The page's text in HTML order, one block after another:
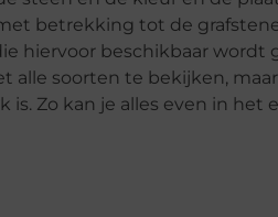
betrekking tot de
hiervoor beschikbaar wordt
alle soorten te bekijken,
Zo kan je alles even in het